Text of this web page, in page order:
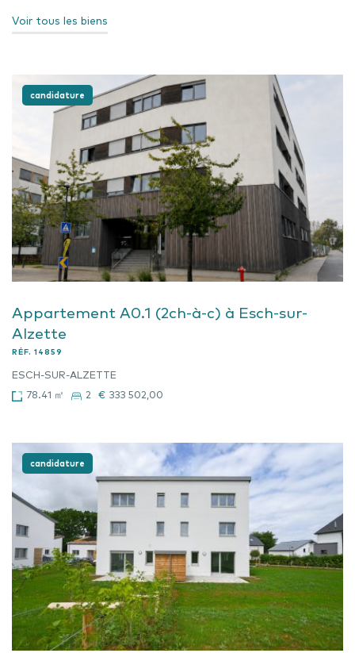
Voir tous les biens
Appartement A0.1 (2ch-à-c) à Esch-sur-
Alzette
RÉF. 14859
ESCH-SUR-ALZETTE
78.41 ㎡
2 € 333 502,00
candidature
candidature